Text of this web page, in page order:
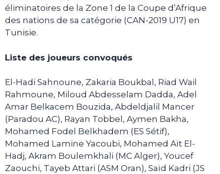
éliminatoires de la Zone 1 de la Coupe d’Afrique
des nations de sa catégorie (CAN-2019 U17) en
Tunisie.
Liste des joueurs convoqués
El-Hadi Sahnoune, Zakaria Boukbal, Riad Wail
Rahmoune, Miloud Abdesselam Dadda, Adel
Amar Belkacem Bouzida, Abdeldjalil Mancer
(Paradou AC), Rayan Tobbel, Aymen Bakha,
Mohamed Fodel Belkhadem (ES Sétif),
Mohamed Lamine Yacoubi, Mohamed Aït El-
Hadj, Akram Boulemkhali (MC Alger), Youcef
Zaouchi, Tayeb Attari (ASM Oran), Saïd Kadri (JS